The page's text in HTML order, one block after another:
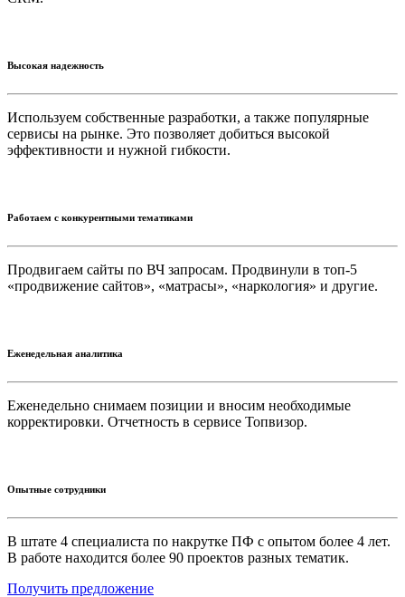
Высокая надежность
Используем собственные разработки, а также популярные
сервисы на рынке. Это позволяет добиться высокой
эффективности и нужной гибкости.
Работаем с конкурентными тематиками
Продвигаем сайты по ВЧ запросам. Продвинули в топ-5
«продвижение сайтов», «матрасы», «наркология» и другие.
Еженедельная аналитика
Еженедельно снимаем позиции и вносим необходимые
корректировки. Отчетность в сервисе Топвизор.
Опытные сотрудники
В штате 4 специалиста по накрутке ПФ с опытом более 4 лет.
В работе находится более 90 проектов разных тематик.
Получить предложение